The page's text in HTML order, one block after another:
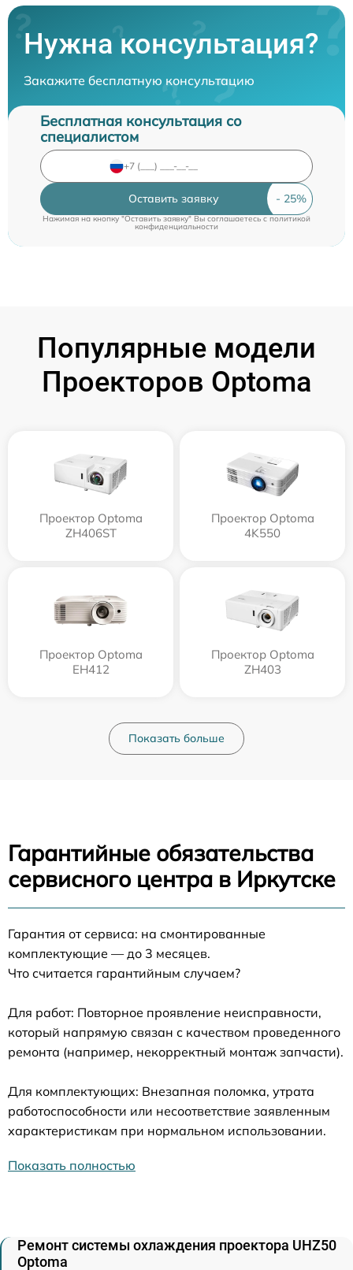
Нужна консультация?
Закажите бесплатную консультацию
Бесплатная консультация со
специалистом
Оставить заявку
Нажимая на кнопку "Оставить заявку" Вы соглашаетесь cполитикой
конфиденциальности
Популярные модели
Проекторов Optoma
Проектор Optoma
ZH406ST
Проектор Optoma
4K550
Проектор Optoma
EH412
Проектор Optoma
ZH403
Показать больше
Гарантийные обязательства
сервисного центра в Иркутске
Гарантия от сервиса: на смонтированные
комплектующие — до 3 месяцев.
Что считается гарантийным случаем?
Для работ: Повторное проявление неисправности,
который напрямую связан с качеством проведенного
ремонта (например, некорректный монтаж запчасти).
Для комплектующих: Внезапная поломка, утрата
работоспособности или несоответствие заявленным
характеристикам при нормальном использовании.
Показать полностью
Ремонт системы охлаждения проектора UHZ50
Optoma